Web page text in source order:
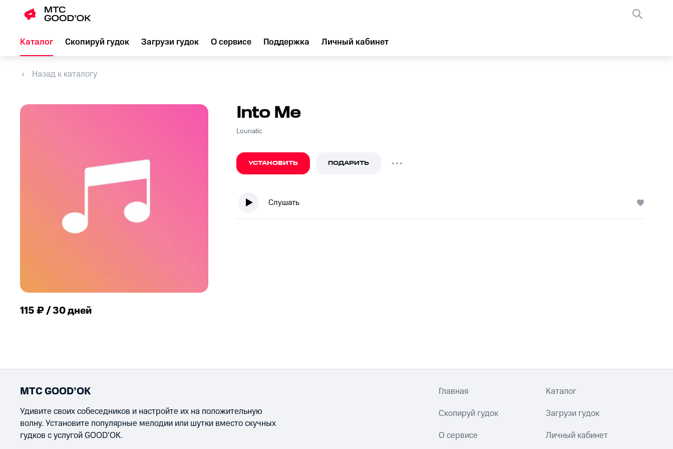
Каталог Скопируй гудок Загрузи гудок О сервисе Поддержка Личный кабинет
Назад к каталогу
115 ₽ / 30 дней
Into Me
Lounatic
УСТАНОВИТЬ ПОДАРИТЬ
Слушать
МТС GOOD’OK
Удивите своих собеседников и настройте их на положительную
волну. Установите популярные мелодии или шутки вместо скучных
гудков с услугой GOOD’OK.
Главная Каталог
Скопируй гудок Загрузи гудок
О сервисе Личный кабинет